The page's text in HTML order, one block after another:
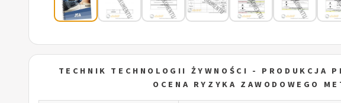
TECHNIK TECHNOLOGII ŻYWNOŚCI - PRODUKCJA
OCENA RYZYKA ZAWODOWEGO